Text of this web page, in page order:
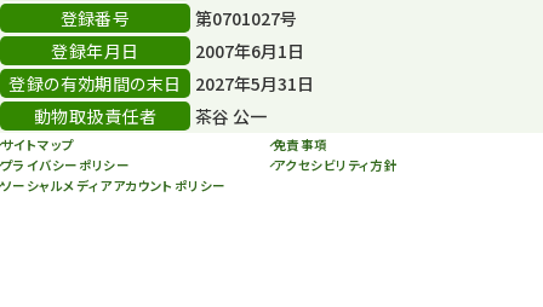
登録番号
第0701027号
登録年月日
2007年6月1日
登録の有効期間の末日
2027年5月31日
動物取扱責任者
茶谷 公一
サイトマップ
免責事項
プライバシーポリシー
アクセシビリティ方針
ソーシャルメディアアカウントポリシー